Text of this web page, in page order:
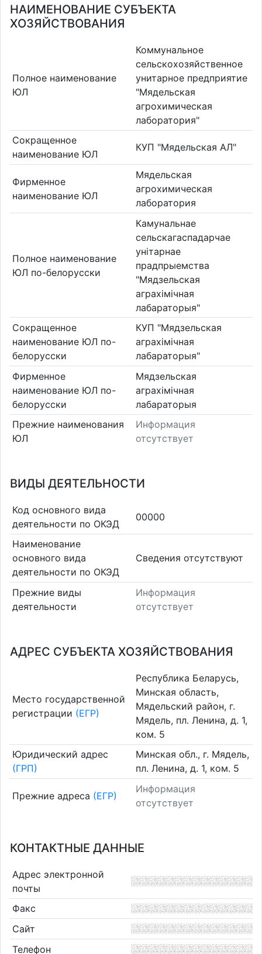
НАИМЕНОВАНИЕ СУБЪЕКТА
ХОЗЯЙСТВОВАНИЯ
Полное наименование
ЮЛ
Коммунальное
сельскохозяйственное
унитарное предприятие
"Мядельская
агрохимическая
лаборатория"
Сокращенное
наименование ЮЛ
КУП "Мядельская АЛ"
Фирменное
наименование ЮЛ
Мядельская
агрохимическая
лаборатория
Полное наименование
ЮЛ по-белорусски
Камунальнае
сельскагаспадарчае
унітарнае
прадпрыемства
"Мядзельская
аграхімічная
лабараторыя"
Сокращенное
наименование ЮЛ по-
белорусски
КУП "Мядзельская
аграхімічная
лабараторыя"
Фирменное
наименование ЮЛ по-
белорусски
Мядзельская
аграхімічная
лабараторыя
Прежние наименования
ЮЛ
Информация
отсутствует
ВИДЫ ДЕЯТЕЛЬНОСТИ
Код основного вида
деятельности по ОКЭД
00000
Наименование
основного вида
деятельности по ОКЭД
Cведения отсутствуют
Прежние виды
деятельности
Информация
отсутствует
АДРЕС СУБЪЕКТА ХОЗЯЙСТВОВАНИЯ
Место государственной
регистрации (ЕГР)
Республика Беларусь,
Минская область,
Мядельский район, г.
Мядель, пл. Ленина, д. 1,
ком. 5
Юридический адрес
(ГРП)
Минская обл., г. Мядель,
пл. Ленина, д. 1, ком. 5
Прежние адреса (ЕГР)
Информация
отсутствует
КОНТАКТНЫЕ ДАННЫЕ
Адрес электронной
почты
Факс
Сайт
Телефон